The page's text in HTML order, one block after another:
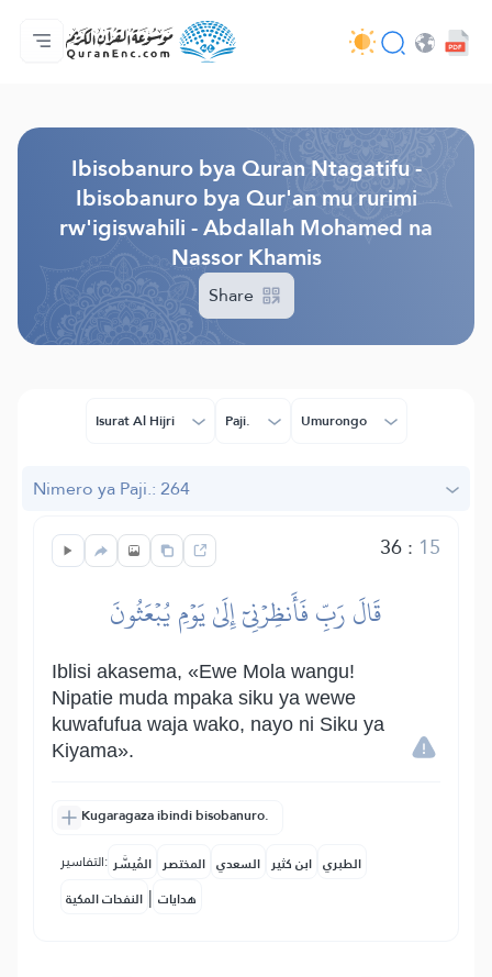
Ahabanza.
Ishakiro ry'ibisobanuro
Audio
Serivisi z'abakora amavugurura. - API
Ibijyanye n'umushinga.
Twandikire.
Ururimi.
Ibisobanuro bya Quran Ntagatifu -
Ibisobanuro bya Qur'an mu rurimi
rw'igiswahili - Abdallah Mohamed na
Nassor Khamis
Share
Isurat Al Hijri Paji. Umurongo
Nimero ya Paji.: 264
36: 15
قَالَ رَبِّ فَأَنظِرۡنِيٓ إِلَىٰ يَوۡمِ يُبۡعَثُونَ
Iblisi akasema, «Ewe Mola wangu!
Nipatie muda mpaka siku ya wewe
kuwafufua waja wako, nayo ni Siku ya
Kiyama».
Kugaragaza ibindi bisobanuro.
التفاسير: المُيسَّر المختصر السعدي ابن كثير الطبري
النفحات المكية | هدايات